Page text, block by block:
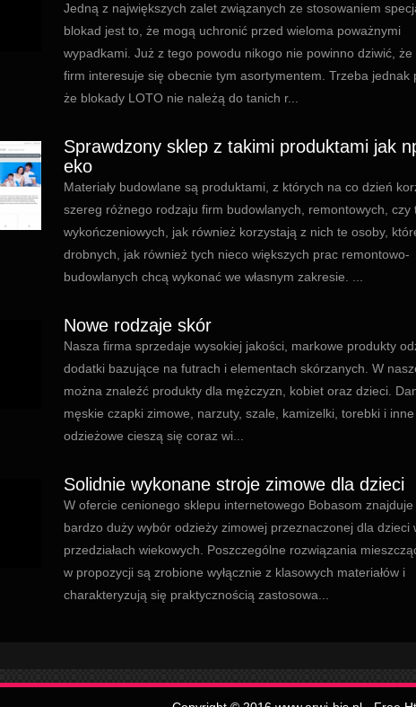
Jedną z największych zalet związanych ze stosowaniem
blokad jest to, że mogą uchronić przed wieloma poważnymi
wypadkami. Już z tego powodu nikogo nie powinno dziwić, że
firm interesuje się obecnie tym asortymentem. Trzeba jednak
że blokady LOTO nie należą do tanich r...
Sprawdzony sklep z takimi produktami jak
eko
Materiały budowlane są produktami, z których na co dzień
szereg różnego rodzaju firm budowlanych, remontowych, czy
wykończeniowych, jak również korzystają z nich te osoby,
drobnych, jak również tych nieco większych prac remontowo-
budowlanych chcą wykonać we własnym zakresie. ...
Nowe rodzaje skór
Nasza firma sprzedaje wysokiej jakości, markowe produkty
dodatki bazujące na futrach i elementach skórzanych. W
można znaleźć produkty dla mężczyzn, kobiet oraz dzieci.
męskie czapki zimowe, narzuty, szale, kamizelki, torebki i
odzieżowe cieszą się coraz wi...
Solidnie wykonane stroje zimowe dla dzieci
W ofercie cenionego sklepu internetowego Bobasom znajduje
bardzo duży wybór odzieży zimowej przeznaczonej dla dzieci
przedziałach wiekowych. Poszczególne rozwiązania
w propozycji są zrobione wyłącznie z klasowych materiałów i
charakteryzują się praktycznością zastosowa...